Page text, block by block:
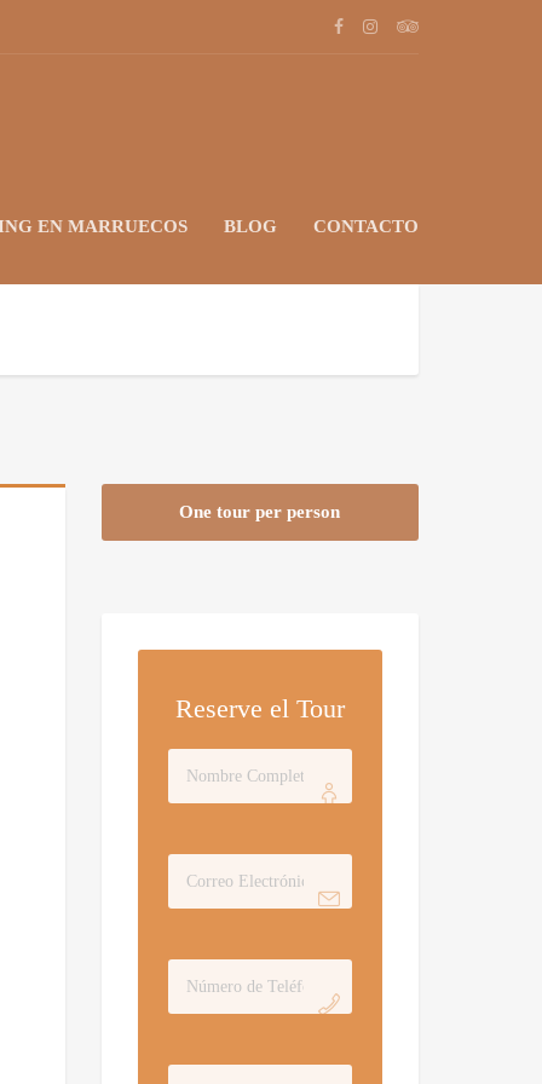
EN MARRUECOS BLOG CONTACTO
One tour per person
Reserve el Tour